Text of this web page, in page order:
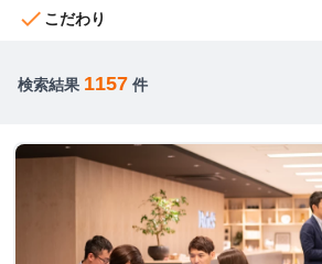
check こだわり
検索結果 1157 件